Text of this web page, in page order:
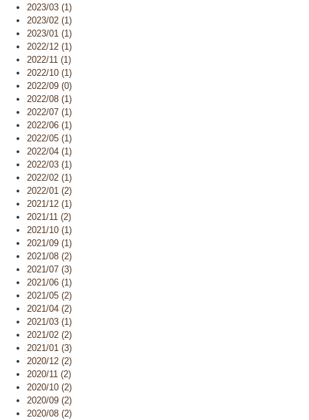
2023/03 (1)
2023/02 (1)
2023/01 (1)
2022/12 (1)
2022/11 (1)
2022/10 (1)
2022/09 (0)
2022/08 (1)
2022/07 (1)
2022/06 (1)
2022/05 (1)
2022/04 (1)
2022/03 (1)
2022/02 (1)
2022/01 (2)
2021/12 (1)
2021/11 (2)
2021/10 (1)
2021/09 (1)
2021/08 (2)
2021/07 (3)
2021/06 (1)
2021/05 (2)
2021/04 (2)
2021/03 (1)
2021/02 (2)
2021/01 (3)
2020/12 (2)
2020/11 (2)
2020/10 (2)
2020/09 (2)
2020/08 (2)